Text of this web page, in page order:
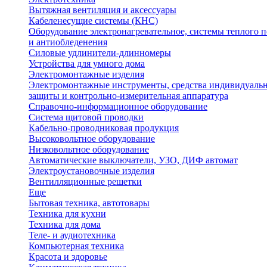
Вытяжная вентиляция и аксессуары
Кабеленесущие системы (КНС)
Оборудование электронагревательное, системы теплого
и антиобледенения
Силовые удлинители-длинномеры
Устройства для умного дома
Электромонтажные изделия
Электромонтажные инструменты, средства
защиты и контрольно-измерительная аппаратура
Справочно-информационное оборудование
Система щитовой проводки
Кабельно-проводниковая продукция
Высоковольтное оборудование
Низковольтное оборудование
Автоматические выключатели, УЗО, ДИФ автомат
Электроустановочные изделия
Вентилляционные решетки
Еще
Бытовая техника, автотовары
Техника для кухни
Техника для дома
Теле- и аудиотехника
Компьютерная техника
Красота и здоровье